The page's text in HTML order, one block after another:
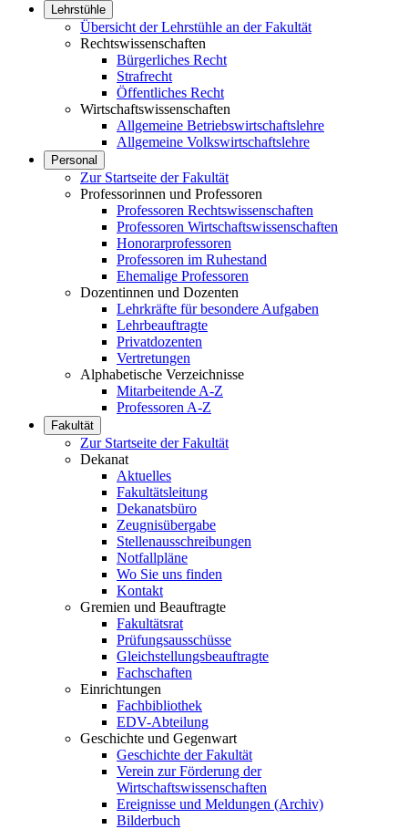
Lehrstühle
Übersicht der Lehrstühle an der Fakultät
Rechtswissenschaften
Bürgerliches Recht
Strafrecht
Öffentliches Recht
Wirtschaftswissenschaften
Allgemeine Betriebswirtschaftslehre
Allgemeine Volkswirtschaftslehre
Personal
Zur Startseite der Fakultät
Professorinnen und Professoren
Professoren Rechtswissenschaften
Professoren Wirtschaftswissenschaften
Honorarprofessoren
Professoren im Ruhestand
Ehemalige Professoren
Dozentinnen und Dozenten
Lehrkräfte für besondere Aufgaben
Lehrbeauftragte
Privatdozenten
Vertretungen
Alphabetische Verzeichnisse
Mitarbeitende A-Z
Professoren A-Z
Fakultät
Zur Startseite der Fakultät
Dekanat
Aktuelles
Fakultätsleitung
Dekanatsbüro
Zeugnisübergabe
Stellenausschreibungen
Notfallpläne
Wo Sie uns finden
Kontakt
Gremien und Beauftragte
Fakultätsrat
Prüfungsausschüsse
Gleichstellungsbeauftragte
Fachschaften
Einrichtungen
Fachbibliothek
EDV-Abteilung
Geschichte und Gegenwart
Geschichte der Fakultät
Verein zur Förderung der
Wirtschaftswissenschaften
Ereignisse und Meldungen (Archiv)
Bilderbuch